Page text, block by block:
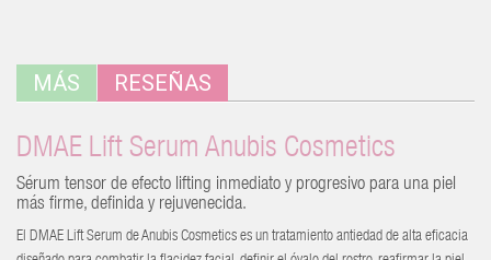
MÁS RESEÑAS
DMAE Lift Serum Anubis Cosmetics
Sérum tensor de efecto lifting inmediato y progresivo para una piel
más firme, definida y rejuvenecida.
El DMAE Lift Serum de Anubis Cosmetics es un tratamiento antiedad de alta eficacia